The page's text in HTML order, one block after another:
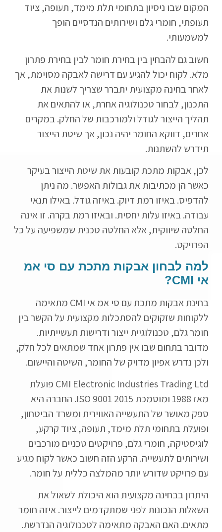
המקום שבו ניסיון בתחומי תלת מימד, תעופה, ציוד
תעופתי, חומרי גלם ושירותים הנדסיים הופך
למשמעותי.
חשוב גם להבחין בין בחירת חומר לבין בחירת פתרון
מלא. לקוח יכול להגיע עם דרישה לאבקה מסוימת, אך
לאחר בחינה מקצועית יתברר שצריך לשנות את
התכנון, לבחור טכנולוגיה אחרת, או להתאים את
תהליך הייצור לגודל ולמורכבות של החלק. במקרים
אחרים, דווקא החומר יהיה נכון, אך שיטת הייצור
תידרש להשתנות.
לכן, אבקות מתכת קובעות את שיטת הייצור בעיקר
כאשר הן מכתיבות את גבולות האפשר. מה ניתן
להדפיס. באיזו רמת דיוק. באיזה גודל. באילו תנאי
עבודה. באיזו עלות יחסית. ובאיזו רמת בקרה. זו אינה
החלטה שיווקית, אלא החלטה טכנית שמשפיעה על כל
הפרויקט.
למה לבחון אבקות מתכת עם סי אמ
אי CMI?
בחינת אבקות מתכת עם סי אמ אי CMI מתאימה
ללקוחות שזקוקים להסתכלות מקצועית על הקשר בין
חומר גלם, טכנולוגיית ייצור ודרישות תעשייתיות.
מדובר בתחום שבו אין פתרון אחד שמתאים לכל חלק,
ולכן נדרש אפיון מדויק של החומר, השיטה והיישום.
CMI Electronic Industries Trading Ltd פועלת
מאז 1988 ומוסמכת ISO 9001 2015. החברה היא
ספק מאושר של התעשייה האווירית ומשרד הביטחון,
ופועלת בתחומי תלת מימד, תעופה, ציוד קרקע,
לוגיסטיקה, חומרי גלם, פרויקטים טכניים מורכבים
ושירותים לתעשייה. הרקע הזה חשוב כאשר לקוח מגיע
עם פרויקט שדורש יותר מהמלצה כללית על חומר.
היתרון בבחינה מקצועית הוא היכולת לשאול את
השאלות הנכונות לפני שמתקדמים לייצור. איזה חומר
מתאים. האם האבקה מתאימה לטכנולוגיה הנדרשת.